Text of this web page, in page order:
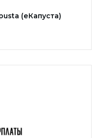
(еКапуста)